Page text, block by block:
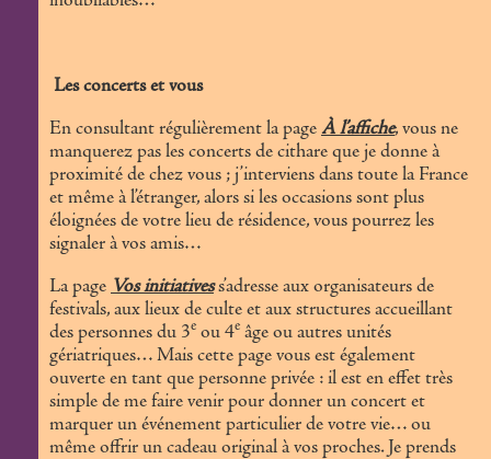
Les concerts et vous
En consultant régulièrement la page À l’affiche, vous ne
manquerez pas les concerts de cithare que je donne à
proximité de chez vous ; j’interviens dans toute la France
et même à l’étranger, alors si les occasions sont plus
éloignées de votre lieu de résidence, vous pourrez les
signaler à vos amis…
La page Vos initiativess’adresse aux organisateurs de
festivals, aux lieux de culte et aux structures accueillant
des personnes du 3e ou 4e âge ou autres unités
gériatriques… Mais cette page vous est également
ouverte en tant que personne privée : il est en effet très
simple de me faire venir pour donner un concert et
marquer un événement particulier de votre vie… ou
même offrir un cadeau original à vos proches. Je prends